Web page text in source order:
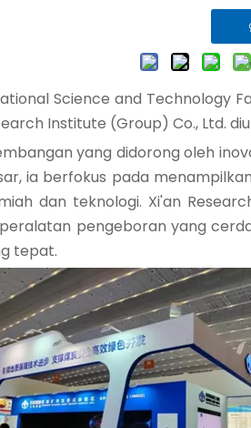
Science and Technology
Institute (Group) Co., Ltd.
yang didorong oleh
ia berfokus pada
dan teknologi. Xi'an
pengeboran yang
tepat.